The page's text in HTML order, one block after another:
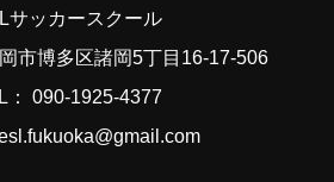
サッカースクール
市博多区諸岡5丁目16-17-506
： 090-1925-4377